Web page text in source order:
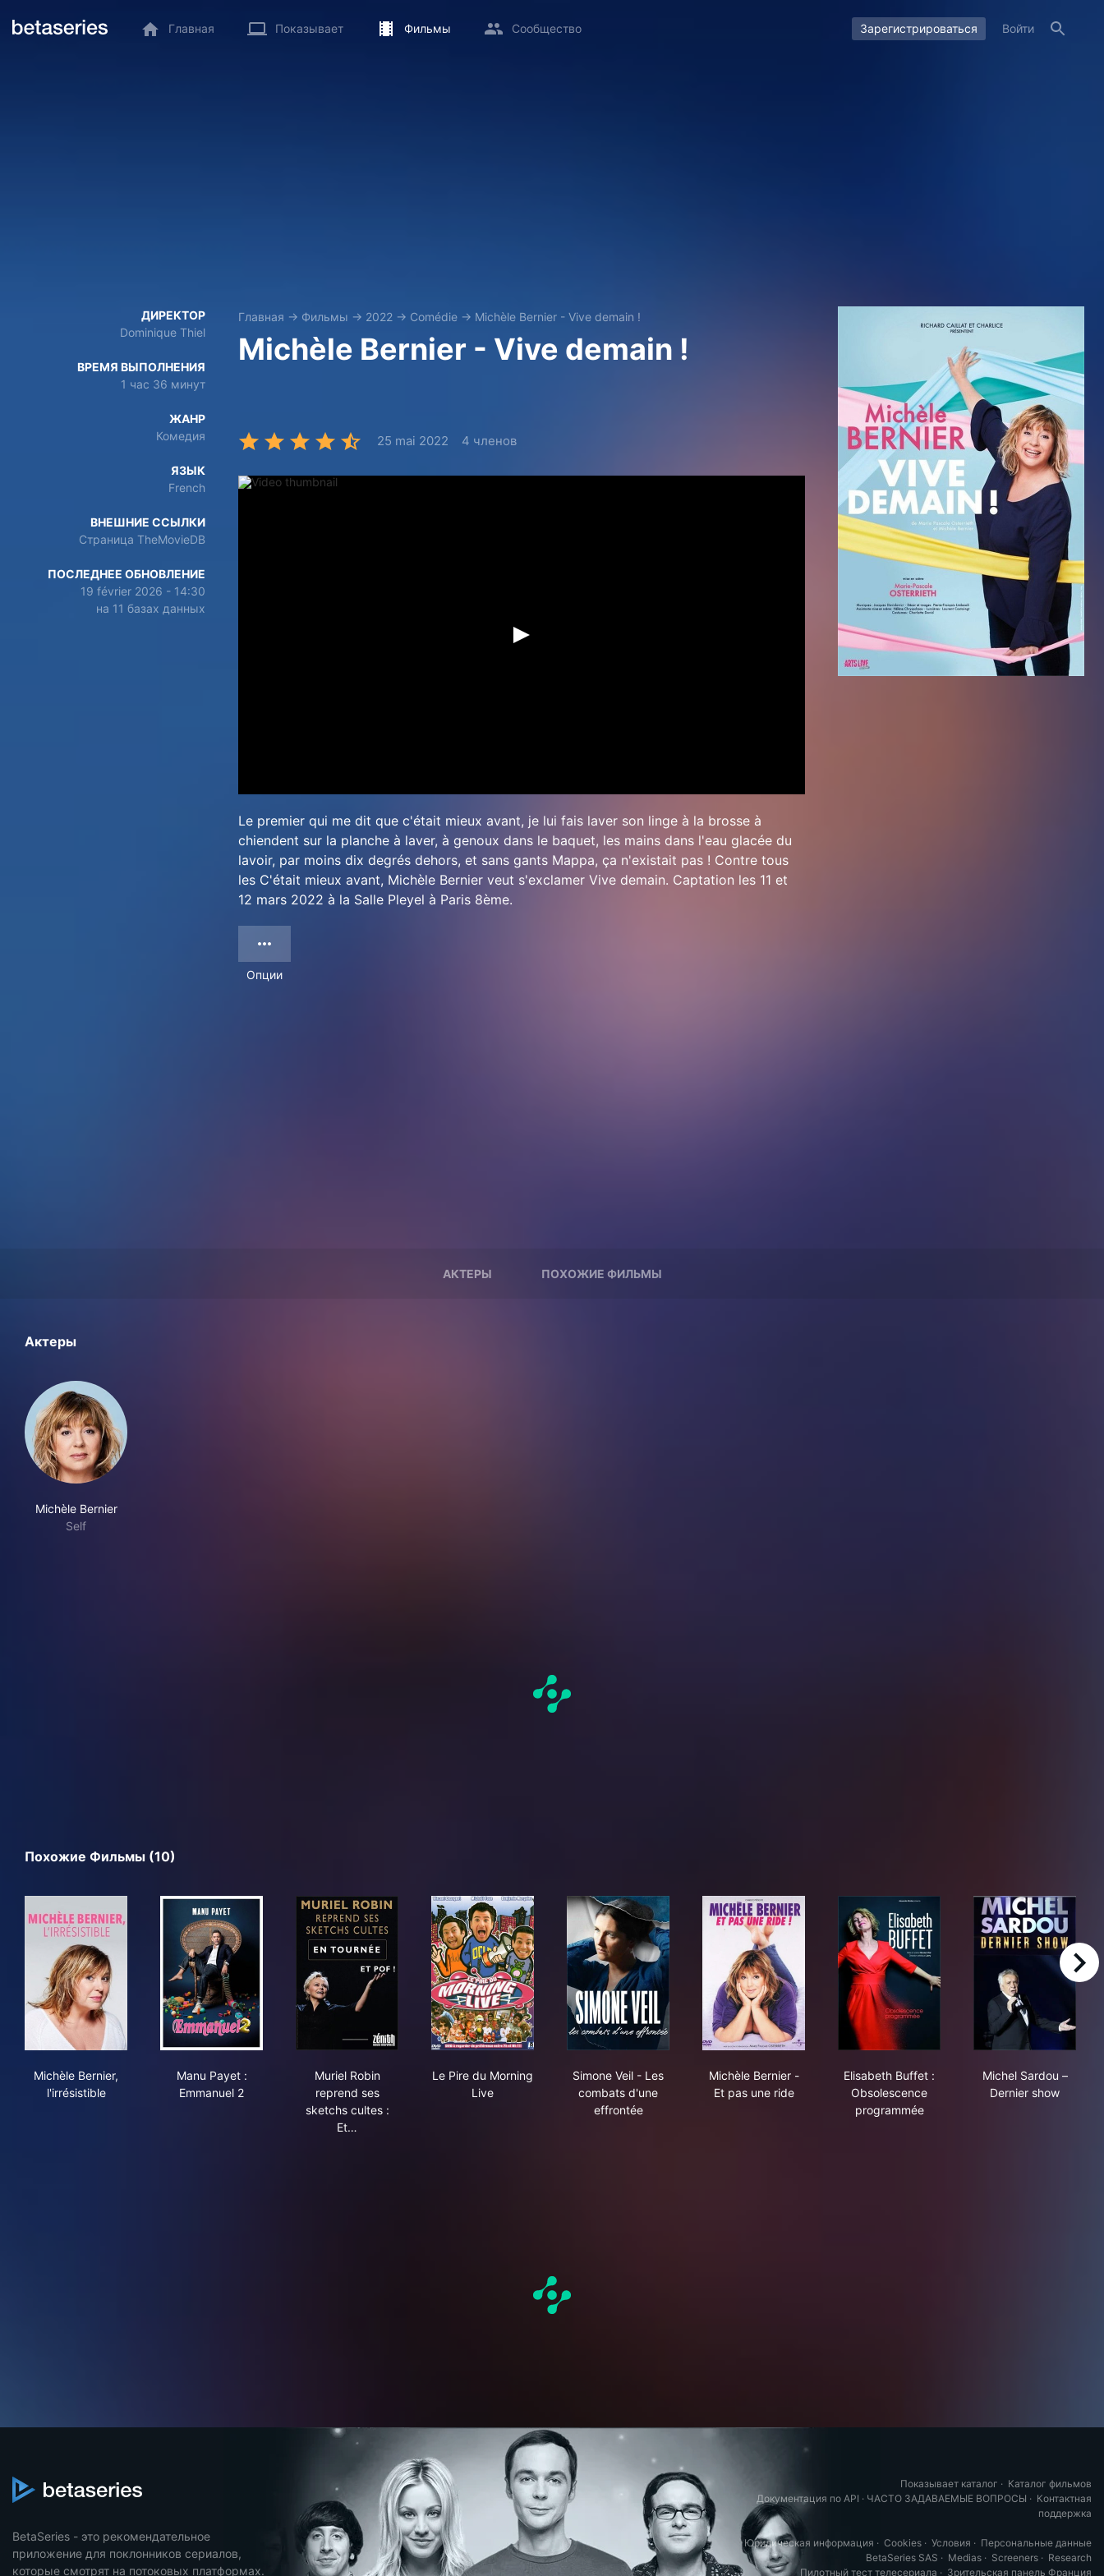
Главная Показывает Фильмы Сообщество Зарегистрироваться Войти
ДИРЕКТОР
Dominique Thiel
ВРЕМЯ ВЫПОЛНЕНИЯ
1 час 36 минут
ЖАНР
Комедия
ЯЗЫК
French
ВНЕШНИЕ ССЫЛКИ
Страница TheMovieDB
ПОСЛЕДНЕЕ ОБНОВЛЕНИЕ
19 février 2026 - 14:30
на 11 базах данных
Главная → Фильмы → 2022 → Comédie → Michèle Bernier - Vive demain !
Michèle Bernier - Vive demain !
25 mai 2022 4 членов
Le premier qui me dit que c'était mieux avant, je lui fais laver son linge à la brosse à
chiendent sur la planche à laver, à genoux dans le baquet, les mains dans l'eau glacée du
lavoir, par moins dix degrés dehors, et sans gants Mappa, ça n'existait pas ! Contre tous
les C'était mieux avant, Michèle Bernier veut s'exclamer Vive demain. Captation les 11 et
12 mars 2022 à la Salle Pleyel à Paris 8ème.
Опции
АКТЕРЫ ПОХОЖИЕ ФИЛЬМЫ
Актеры
Michèle Bernier
Self
Похожие Фильмы (10)
Michèle Bernier,
l'irrésistible
Manu Payet :
Emmanuel 2
Muriel Robin
reprend ses
sketchs cultes :
Et…
Le Pire du Morning
Live
Simone Veil - Les
combats d'une
effrontée
Michèle Bernier -
Et pas une ride
Elisabeth Buffet :
Obsolescence
programmée
Michel Sardou –
Dernier show
right
BetaSeries - это рекомендательное
приложение для поклонников сериалов,
которые смотрят на потоковых платформах.
Показывает каталог · Каталог фильмов
Документация по API · ЧАСТО ЗАДАВАЕМЫЕ ВОПРОСЫ · Контактная
поддержка
Юридическая информация · Cookies · Условия · Персональные данные
BetaSeries SAS · Medias · Screeners · Research
Пилотный тест телесериала · Зрительская панель Франция